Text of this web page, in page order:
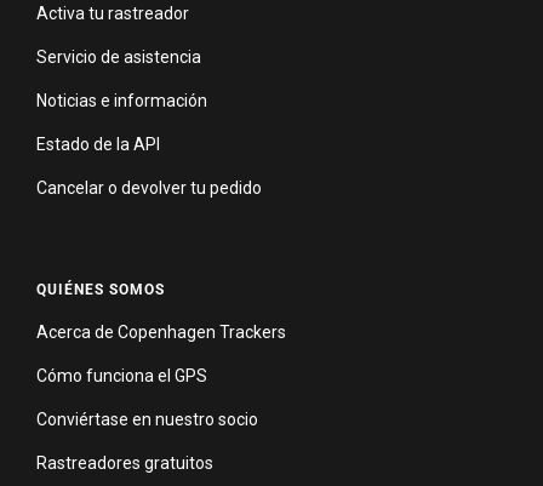
Activa tu rastreador
Servicio de asistencia
Noticias e información
Estado de la API
Cancelar o devolver tu pedido
QUIÉNES SOMOS
Acerca de Copenhagen Trackers
Cómo funciona el GPS
Conviértase en nuestro socio
Rastreadores gratuitos